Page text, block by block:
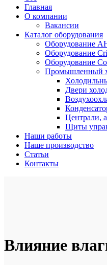
Главная
О компании
Вакансии
Каталог оборудования
Оборудование
Оборудование
Оборудование
Промышленный
Двери
Централи,
Щиты
Наши работы
Наше производство
Статьи
Контакты
Влияние